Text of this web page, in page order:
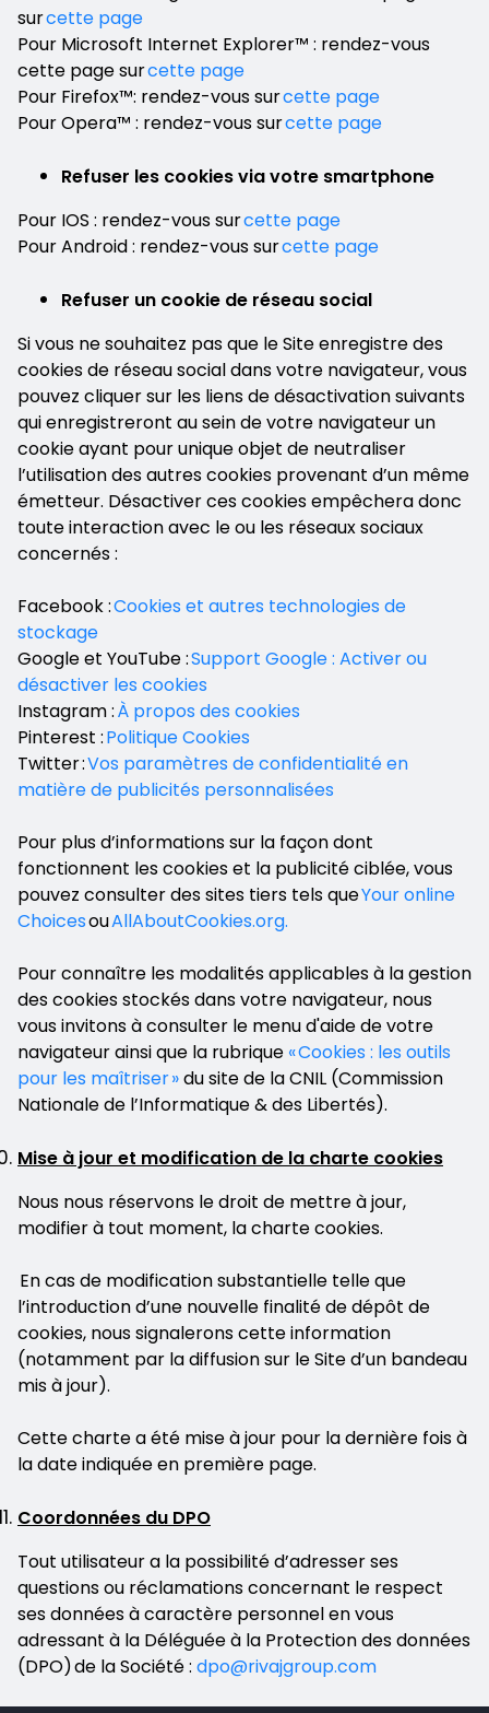
surcette page
Pour Microsoft Internet Explorer™ : rendez-vous
cette page surcette page
Pour Firefox™: rendez-vous surcette page
Pour Opera™ : rendez-vous surcette page
Refuser les cookies via votre smartphone
Pour IOS : rendez-vous surcette page
Pour Android : rendez-vous surcette page
Refuser un cookie de réseau social
Si vous ne souhaitez pas que le Site enregistre des
cookies de réseau social dans votre navigateur, vous
pouvez cliquer sur les liens de désactivation suivants
qui enregistreront au sein de votre navigateur un
cookie ayant pour unique objet de neutraliser
l’utilisation des autres cookies provenant d’un même
émetteur. Désactiver ces cookies empêchera donc
toute interaction avec le ou les réseaux sociaux
concernés :
Facebook :Cookies et autres technologies de
stockage
Google et YouTube :Support Google : Activer ou
désactiver les cookies
Instagram :À propos des cookies
Pinterest :Politique Cookies
Twitter :Vos paramètres de confidentialité en
matière de publicités personnalisées
Pour plus d’informations sur la façon dont
fonctionnent les cookies et la publicité ciblée, vous
pouvez consulter des sites tiers tels queYour online
ChoicesouAllAboutCookies.org.
Pour connaître les modalités applicables à la gestion
des cookies stockés dans votre navigateur, nous
vous invitons à consulter le menu d'aide de votre
navigateur ainsi que la rubrique « Cookies : les outils
pour les maîtriser »du site de la CNIL (Commission
Nationale de l’Informatique & des Libertés).
Mise à jour et modification de la charte cookies
Nous nous réservons le droit de mettre à jour,
modifier à tout moment, la charte cookies.
En cas de modification substantielle telle que
l’introduction d’une nouvelle finalité de dépôt de
cookies, nous signalerons cette information
(notamment par la diffusion sur le Site d’un bandeau
mis à jour).
Cette charte a été mise à jour pour la dernière fois à
la date indiquée en première page.
Coordonnées du DPO
Tout utilisateur a la possibilité d’adresser ses
questions ou réclamations concernant le respect
ses données à caractère personnel en vous
adressant à la Déléguée à la Protection des données
(DPO) de la Société : dpo@rivajgroup.com